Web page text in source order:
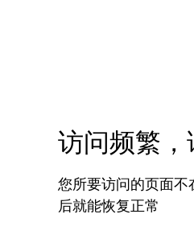
访问频繁
您所要访问的页面
后就能恢复正常